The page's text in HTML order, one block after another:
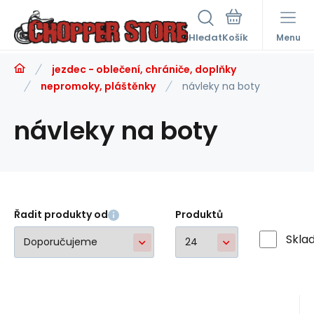
Hledat Menu
jezdec - oblečení, chrániče, doplňky
nepromoky, pláštěnky
návleky na boty
návleky na boty
Řadit produkty od Produktů